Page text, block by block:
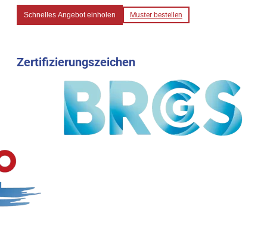
Schnelles Angebot einholen Muster bestellen
Zertifizierungszeichen